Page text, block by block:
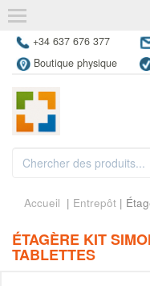
+34 637 676 377
Boutique physique
Accueil | Entrepôt |
ÉTAGÈRE KIT
TABLETTES